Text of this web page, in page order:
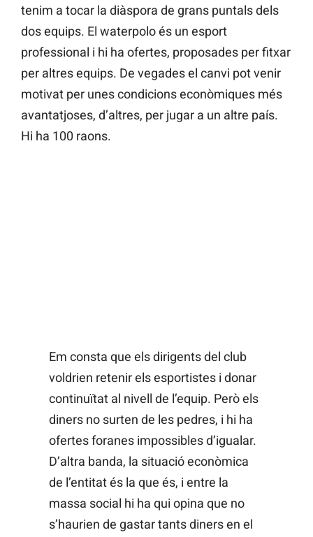
tenim a tocar la diàspora de grans puntals dels
dos equips. El waterpolo és un esport
professional i hi ha ofertes, proposades per fitxar
per altres equips. De vegades el canvi pot venir
motivat per unes condicions econòmiques més
avantatjoses, d’altres, per jugar a un altre país.
Hi ha 100 raons.
Em consta que els dirigents del club
voldrien retenir els esportistes i donar
continuïtat al nivell de l’equip. Però els
diners no surten de les pedres, i hi ha
ofertes foranes impossibles d’igualar.
D’altra banda, la situació econòmica
de l’entitat és la que és, i entre la
massa social hi ha qui opina que no
s’haurien de gastar tants diners en el